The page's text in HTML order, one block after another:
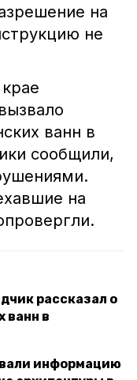
на
не
ванн в
сообщили,
на
рассказал о
ванн в
информацию